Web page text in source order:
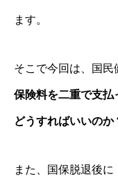
ます。
そこで今回は、国民
保険料を二重で支払
どうすればいいのか
また、国保脱退後に